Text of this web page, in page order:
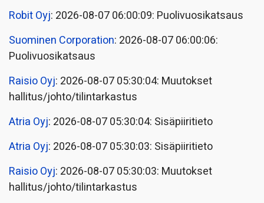
Robit Oyj: 2026-08-07 06:00:09: Puolivuosikatsaus
Suominen Corporation: 2026-08-07 06:00:06:
Puolivuosikatsaus
Raisio Oyj: 2026-08-07 05:30:04: Muutokset
hallitus/johto/tilintarkastus
Atria Oyj: 2026-08-07 05:30:04: Sisäpiiritieto
Atria Oyj: 2026-08-07 05:30:03: Sisäpiiritieto
Raisio Oyj: 2026-08-07 05:30:03: Muutokset
hallitus/johto/tilintarkastus